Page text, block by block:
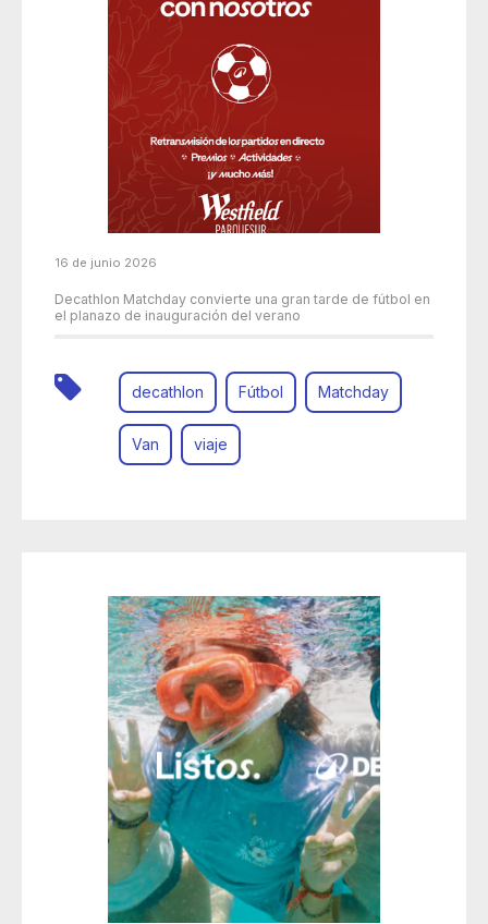
16 de junio 2026
Decathlon Matchday convierte una gran tarde de fútbol en
el planazo de inauguración del verano
decathlon Fútbol Matchday
Van viaje